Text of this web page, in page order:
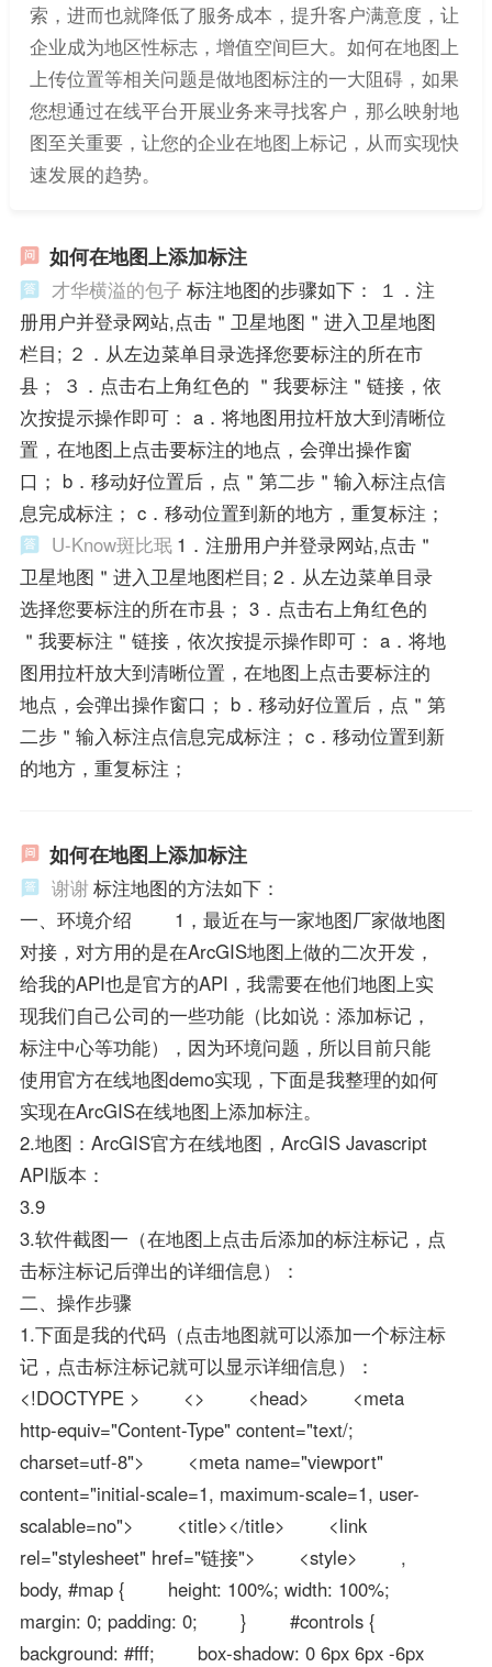
索，进而也就降低了服务成本，提升客户满意度，让
企业成为地区性标志，增值空间巨大。如何在地图上
上传位置等相关问题是做地图标注的一大阻碍，如果
您想通过在线平台开展业务来寻找客户，那么映射地
图至关重要，让您的企业在地图上标记，从而实现快
速发展的趋势。
如何在地图上添加标注
才华横溢的包子 标注地图的步骤如下： １．注
册用户并登录网站,点击＂卫星地图＂进入卫星地图
栏目; ２．从左边菜单目录选择您要标注的所在市
县； ３．点击右上角红色的 ＂我要标注＂链接，依
次按提示操作即可： a．将地图用拉杆放大到清晰位
置，在地图上点击要标注的地点，会弹出操作窗
口； b．移动好位置后，点＂第二步＂输入标注点信
息完成标注； c．移动位置到新的地方，重复标注；
U-Know斑比珉 1．注册用户并登录网站,点击＂
卫星地图＂进入卫星地图栏目; 2．从左边菜单目录
选择您要标注的所在市县； 3．点击右上角红色的
＂我要标注＂链接，依次按提示操作即可： a．将地
图用拉杆放大到清晰位置，在地图上点击要标注的
地点，会弹出操作窗口； b．移动好位置后，点＂第
二步＂输入标注点信息完成标注； c．移动位置到新
的地方，重复标注；
如何在地图上添加标注
谢谢 标注地图的方法如下：
一、环境介绍 1，最近在与一家地图厂家做地图
对接，对方用的是在ArcGIS地图上做的二次开发，
给我的API也是官方的API，我需要在他们地图上实
现我们自己公司的一些功能（比如说：添加标记，
标注中心等功能），因为环境问题，所以目前只能
使用官方在线地图demo实现，下面是我整理的如何
实现在ArcGIS在线地图上添加标注。
2.地图：ArcGIS官方在线地图，ArcGIS Javascript
API版本：
3.9
3.软件截图一（在地图上点击后添加的标注标记，点
击标注标记后弹出的详细信息）：
二、操作步骤
1.下面是我的代码（点击地图就可以添加一个标注标
记，点击标注标记就可以显示详细信息）：
<!DOCTYPE > <> <head> <meta
http-equiv="Content-Type" content="text/;
charset=utf-8"> <meta name="viewport"
content="initial-scale=1, maximum-scale=1, user-
scalable=no"> <title></title> <link
rel="stylesheet" href="链接"> <style> ,
body, #map { height: 100%; width: 100%;
margin: 0; padding: 0; } #controls {
background: #fff; box-shadow: 0 6px 6px -6px